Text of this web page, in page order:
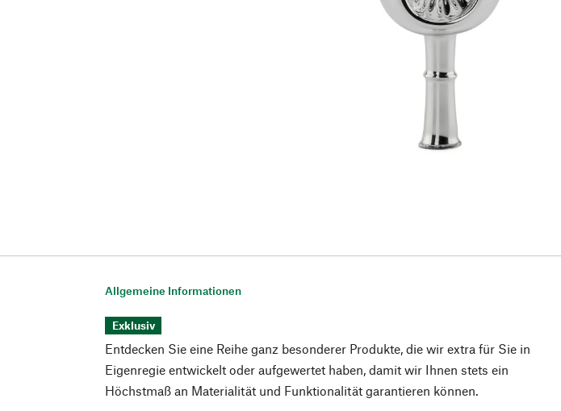
Allgemeine Informationen
Exklusiv
Entdecken Sie eine Reihe ganz besonderer Produkte, die wir extra für Sie in
Eigenregie entwickelt oder aufgewertet haben, damit wir Ihnen stets ein
Höchstmaß an Materialität und Funktionalität garantieren können.